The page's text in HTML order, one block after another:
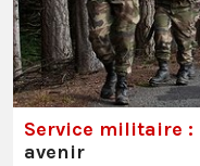
Service militaire :
avenir